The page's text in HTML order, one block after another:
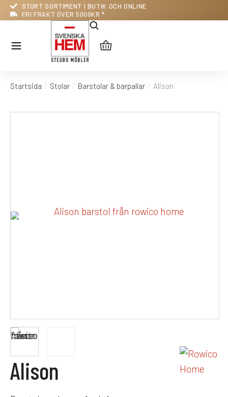
STORT SORTIMENT I BUTIK OCH ONLINE
FRI FRAKT ÖVER 5000KR *
Du är här:
Startsida Stolar Barstolar & barpallar Alison
Alison